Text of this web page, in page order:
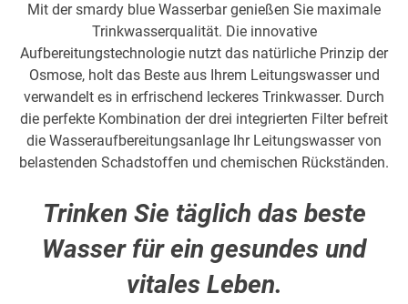
Mit der smardy blue Wasserbar genießen Sie maximale
Trinkwasserqualität. Die innovative
Aufbereitungstechnologie nutzt das natürliche Prinzip der
Osmose, holt das Beste aus Ihrem Leitungswasser und
verwandelt es in erfrischend leckeres Trinkwasser. Durch
die perfekte Kombination der drei integrierten Filter befreit
die Wasseraufbereitungsanlage Ihr Leitungswasser von
belastenden Schadstoffen und chemischen Rückständen.
Trinken Sie täglich das beste
Wasser für ein gesundes und
vitales Leben.